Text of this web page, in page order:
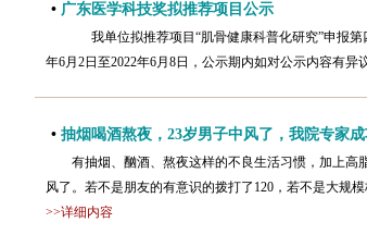
• 广东医学科技奖拟推荐项目公示
我单位拟推荐项目“肌骨健康科普化研究”申报第
年6月2日至2022年6月8日，公示期内如对公示内容有
• 抽烟喝酒熬夜，23岁男子中风了，我院专家成
有抽烟、酗酒、熬夜这样的不良生活习惯，加上高
风了。若不是朋友的有意识的拨打了120，若不是大规
>>详细内容